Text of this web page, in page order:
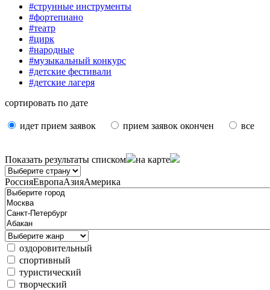
#струнные инструменты
#фортепиано
#театр
#цирк
#народные
#музыкальный конкурс
#детские фестивали
#детские лагеря
сортировать по дате
идет прием заявок прием заявок окончен все
Показать результаты списком на карте
РоссияЕвропаАзияАмерика
оздоровительный
спортивный
туристический
творческий